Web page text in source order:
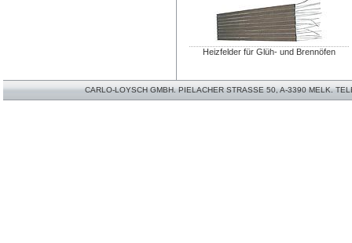
Heizfelder für Glüh- und Brennöfen
CARLO-LOYSCH GMBH. PIELACHER STRASSE 50, A-3390 MELK.